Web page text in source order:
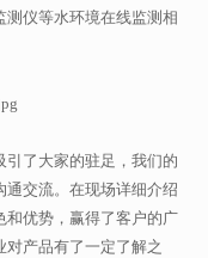
仪等水环境在线监测相
了大家的驻足，我们的
交流。在现场详细介绍
和优势，赢得了客户的广
产品有了一定了解之